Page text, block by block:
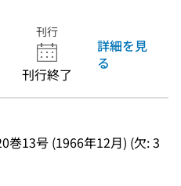
刊行
刊行終了
詳細を見
る
巻13号 (1966年12月) (欠: 3